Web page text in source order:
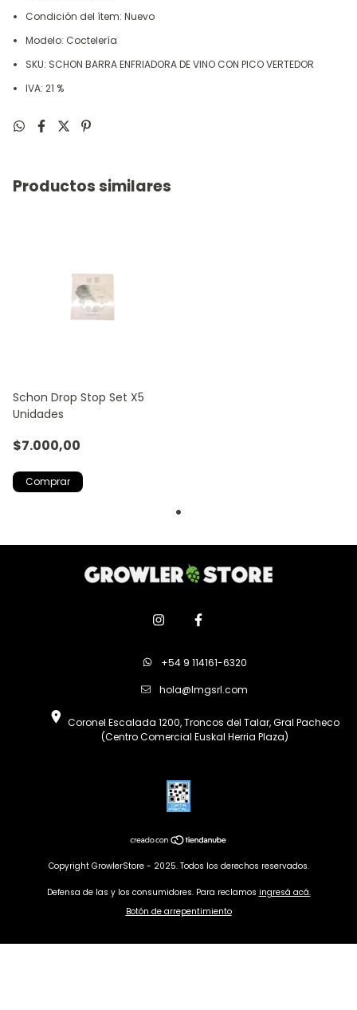
Condición del ítem: Nuevo
Modelo: Coctelería
SKU: SCHON BARRA ENFRIADORA DE VINO CON PICO VERTEDOR
IVA: 21 %
Productos similares
Schon Drop Stop Set X5
Unidades
$7.000,00
+54 9 114161-6320
hola@lmgsrl.com
Coronel Escalada 1200, Troncos del Talar, Gral Pacheco
(Centro Comercial Euskal Herria Plaza)
Copyright GrowlerStore - 2025. Todos los derechos reservados.
Defensa de las y los consumidores. Para reclamos ingresá acá.
Botón de arrepentimiento